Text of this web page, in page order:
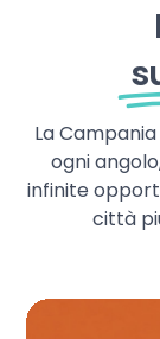
La
ogni
infinite
città